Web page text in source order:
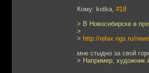
Кому: kotka, #18
> В Новосибирске в
>
> http://relax.ngs.ru/
мне стыдно за свой
> Например, художник